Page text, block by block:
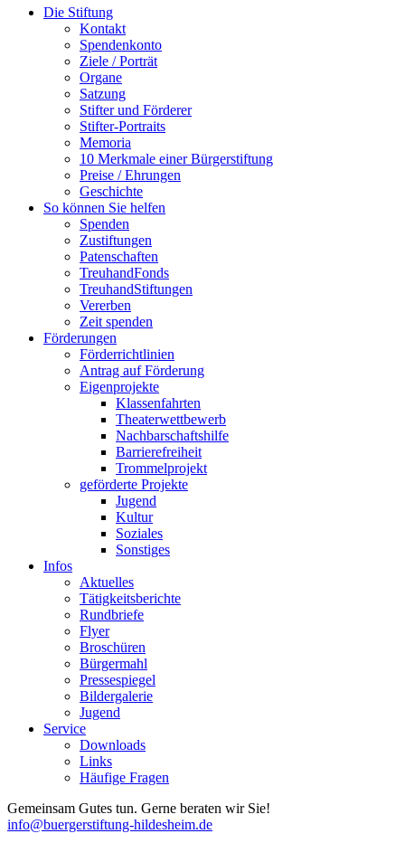
Die Stiftung
Kontakt
Spendenkonto
Ziele / Porträt
Organe
Satzung
Stifter und Förderer
Stifter-Portraits
Memoria
10 Merkmale einer Bürgerstiftung
Preise / Ehrungen
Geschichte
So können Sie helfen
Spenden
Zustiftungen
Patenschaften
TreuhandFonds
TreuhandStiftungen
Vererben
Zeit spenden
Förderungen
Förderrichtlinien
Antrag auf Förderung
Eigenprojekte
Klassenfahrten
Theaterwettbewerb
Nachbarschaftshilfe
Barrierefreiheit
Trommelprojekt
geförderte Projekte
Jugend
Kultur
Soziales
Sonstiges
Infos
Aktuelles
Tätigkeitsberichte
Rundbriefe
Flyer
Broschüren
Bürgermahl
Pressespiegel
Bildergalerie
Jugend
Service
Downloads
Links
Häufige Fragen
Gemeinsam Gutes tun. Gerne beraten wir Sie!
info@buergerstiftung-hildesheim.de